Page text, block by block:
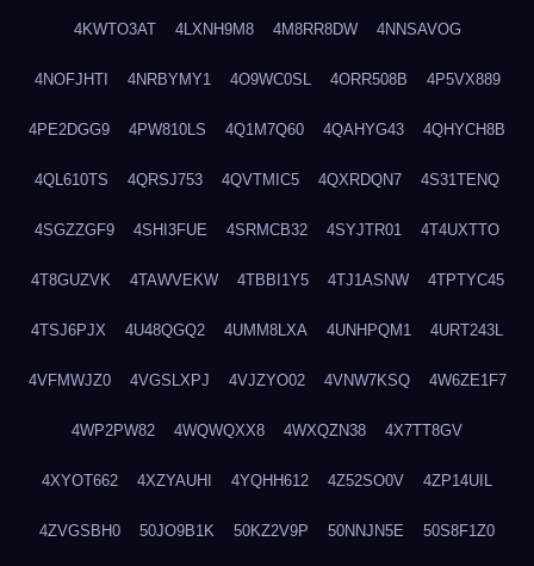
4KWTO3AT 4LXNH9M8 4M8RR8DW 4NNSAVOG
4NOFJHTI 4NRBYMY1 4O9WC0SL 4ORR508B 4P5VX889
4PE2DGG9 4PW810LS 4Q1M7Q60 4QAHYG43 4QHYCH8B
4QL610TS 4QRSJ753 4QVTMIC5 4QXRDQN7 4S31TENQ
4SGZZGF9 4SHI3FUE 4SRMCB32 4SYJTR01 4T4UXTTO
4T8GUZVK 4TAWVEKW 4TBBI1Y5 4TJ1ASNW 4TPTYC45
4TSJ6PJX 4U48QGQ2 4UMM8LXA 4UNHPQM1 4URT243L
4VFMWJZ0 4VGSLXPJ 4VJZYO02 4VNW7KSQ 4W6ZE1F7
4WP2PW82 4WQWQXX8 4WXQZN38 4X7TT8GV
4XYOT662 4XZYAUHI 4YQHH612 4Z52SO0V 4ZP14UIL
4ZVGSBH0 50JO9B1K 50KZ2V9P 50NNJN5E 50S8F1Z0